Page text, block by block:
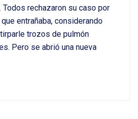
Todos rechazaron su caso por
entrañaba, considerando
trozos de pulmón
Pero se abrió una nueva